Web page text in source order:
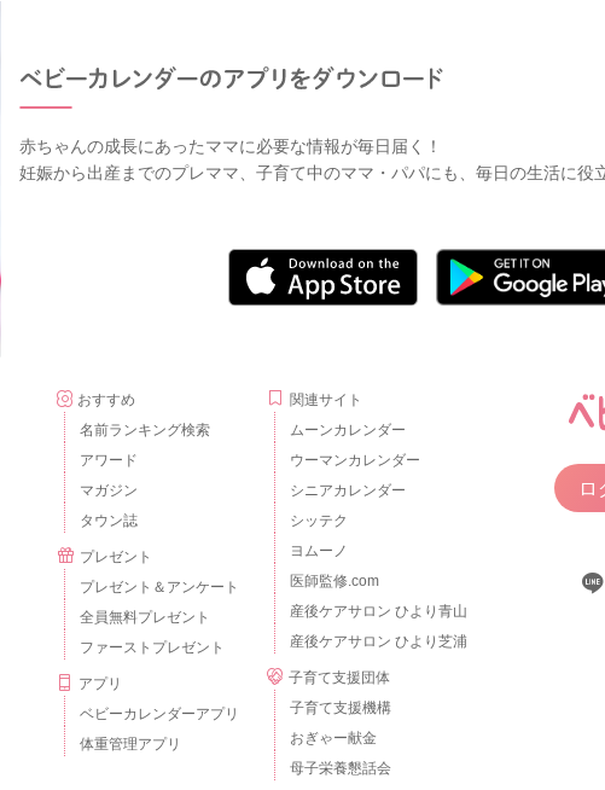
赤ちゃんの成長にあったママに必要な情報が毎日届く！
妊娠から出産までのプレママ、子育て中のママ・パパにも、毎日の生活に役
おすすめ
名前ランキング検索
アワード
マガジン
タウン誌
プレゼント
プレゼント＆アンケート
全員無料プレゼント
ファーストプレゼント
アプリ
ベビーカレンダーアプリ
体重管理アプリ
関連サイト
ムーンカレンダー
ウーマンカレンダー
シニアカレンダー
シッテク
ヨムーノ
医師監修.com
産後ケアサロン ひより青山
産後ケアサロン ひより芝浦
子育て支援団体
子育て支援機構
おぎゃー献金
母子栄養懇話会
ロ